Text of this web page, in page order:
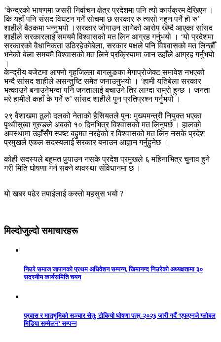
‘केन्द्रको भाषणमा जसरी निर्वाचन क्षेत्र प्रदेशमा पनि त्यो कार्यक्रम देखिएन ।
कि यहाँ पनि संसद विघटन गर्ने सोचमा छ सरकार रु त्यसो नहुन पर्ने हो रु’
शाहीले बैठकमा भन्नुभयो ।सरकार जोगाउन लागेको आरोप खेप्दै आएका सांसद
शाहीले सरकारलाई समयमै विश्वासको मत लिन आग्रह गर्नुभयो । ‘यो प्रदेशमा
सरकारको वैधानिकता उठिरहेकोबेला, सरकार पक्षले पनि विश्वासको मत लिन्छौँ
भनेको बेला समयमै विश्वासको मत लिने प्रक्रियामा जान उहाँले आग्रह गर्नुभयो
।
केन्द्रीय बजेटमा आफ्नो गृहजिल्ला बागलुङका मेगाप्रोजेक्ट समावेश नभएको
भन्दै सांसद शाहीले असन्तुष्टि समेत जनाउनुभयो । ‘हामी यतिबेला सरकार
भत्काउने बनाउनेभन्दा पनि जनतालाई बचाउने तिर लाग्दा राम्रो हुन्छ । जनता
मरे हामीले कहाँ के गर्ने रु’ सांसद शाहीले पुन प्रतिप्रश्न गर्नुभयो ।
२९ वैशाखमा ठूलो दलको नेताको हैसियतले पुनः मुख्यमन्त्री नियुक्त भएका
पृथ्वीसुब्बा गुरुङले अबको १० दिनभित्र विश्वासको मत लिनुपर्छ । हालको
अवस्थामा उहाँसँग स्पष्ट बहुमत नरहेको र विश्वासको मत लिन नसके प्रदेश
प्रमुखले एकल सदस्यलाई सरकार बनाउन आह्वान गर्नुहुनेछ ।
कोही सदस्यले बहुमत पुर्‍याउन नसके प्रदेश प्रमुखले ६ महिनाभित्र चुनाव हुने
गरी मिति घोषणा गर्न सक्ने व्यवस्था संविधानमा छ ।
यो खबर पढेर तपाईलाई कस्तो महसुस भयो ?
मिल्दोजुल्दो समाचारहरू
निउरे समाज जापानको प्रथम अधिवेशन सम्पन्न, खिमानन्द निउरेको अध्यक्षतामा ३०
सदस्यीय कार्यसमिति चयन
प्रवास र मातृभूमिको सञ्चार सेतु: टोकियो घोषणा पत्र-२०२६ जारी गर्दै ‘एफएनजे ग्लोबल
मिडिया सम्मेलन’ सम्पन्न